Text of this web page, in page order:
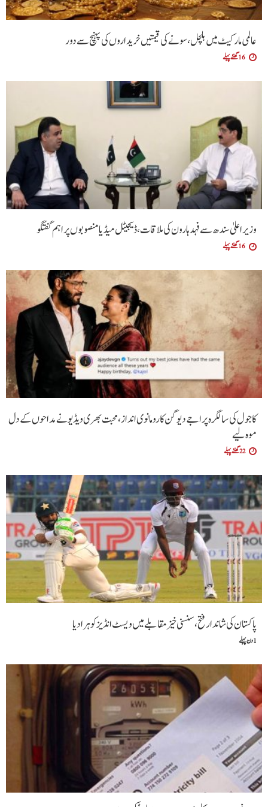
عالمی مارکیٹ میں ہلچل، سونے کی قیمتیں خریداروں کی پہنچ سے دور
16 گھنٹے پہلے
وزیراعلیٰ سندھ سے فہد ہارون کی ملاقات، ڈیجیٹل میڈیا منصوبوں پر اہم گفتگو
16 گھنٹے پہلے
کاجول کی سالگرہ پر اجے دیوگن کا رومانوی انداز، محبت بھری ویڈیو نے مداحوں کے دل
موہ لیے
22 گھنٹے پہلے
پاکستان کی شاندار فتح،سنسنی خیز مقابلے میں ویسٹ انڈیز کو ہرا دیا
1 دن پہلے